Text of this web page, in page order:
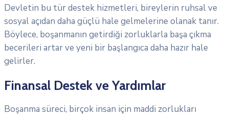
Devletin bu tür destek hizmetleri, bireylerin ruhsal ve
sosyal açıdan daha güçlü hale gelmelerine olanak tanır.
Böylece, boşanmanın getirdiği zorluklarla başa çıkma
becerileri artar ve yeni bir başlangıca daha hazır hale
gelirler.
Finansal Destek ve Yardımlar
Boşanma süreci, birçok insan için maddi zorlukları